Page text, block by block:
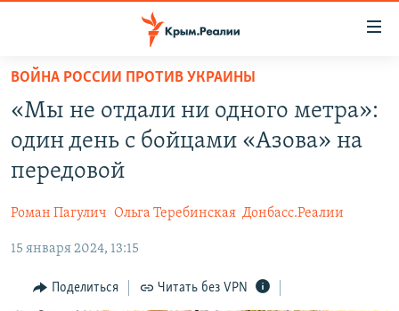
Вернуться
основному
содержанию
главной
навигации
Вернутся
поиску
11 ЛЕТ ОККУПАЦИИ КРЫМА. 11 ИСТОРИЙ СОПРОТИВЛЕНИЯ
ЕЩЕ
ИНТЕРАКТИВ
ИНФОГРАФИКА
РАДІО СВОБОДА
КАК ОБОЙТИ БЛОКИРОВКУ
ВОЙНА РОССИИ ПРОТИВ УКРАИНЫ
«Мы не отдали ни одного метра»:
один день с бойцами «Азова» на
передовой
Роман Пагулич Ольга Теребинская Донбасс.Реалии
15 января 2024, 13:15
Поделиться Читать без VPN